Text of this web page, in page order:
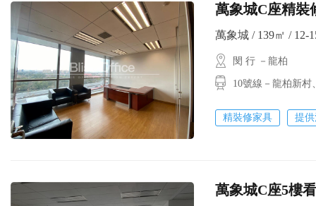
萬象城C座精裝修
萬象城 / 139㎡ / 12-
閔 行 －龍柏
10號線－龍柏新村
精裝修家具 提
萬象城C座5樓